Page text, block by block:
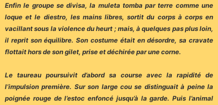
Enfin le groupe se divisa, la muleta tomba par terre comme une
loque et le diestro, les mains libres, sortit du corps à corps en
vacillant sous la violence du heurt ; mais, à quelques pas plus loin,
il reprit son équilibre. Son costume était en désordre, sa cravate
flottait hors de son gilet, prise et déchirée par une corne.
Le taureau poursuivit d’abord sa course avec la rapidité de
l’impulsion première. Sur son large cou se distinguait à peine la
poignée rouge de l’estoc enfoncé jusqu’à la garde. Puis l’animal